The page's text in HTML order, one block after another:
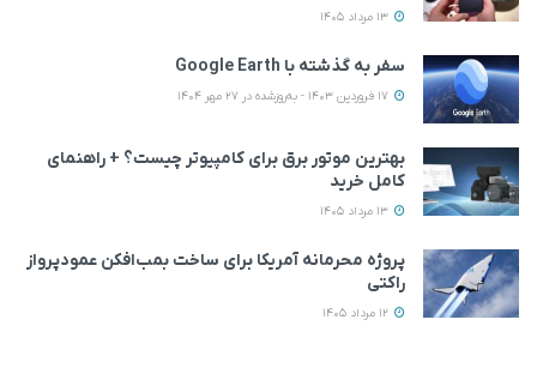
سفر به گذشته با Google Earth
بهترین موتور برق برای کامپیوتر چیست؟ + راهنمای
کامل خرید
پروژه محرمانه آمریکا برای ساخت بمب‌افکن عمودپرواز
راکتی